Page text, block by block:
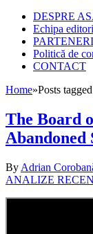
DESPRE
Echipa
PARTENERI
Politică de
CONTACT
Home»Posts
The Board
Abandoned
By Adrian
ANALIZE